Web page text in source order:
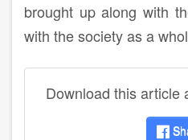
brought up along with
with the society as a
Download this article